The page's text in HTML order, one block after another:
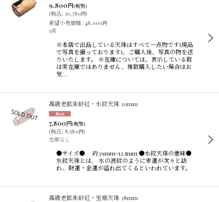
9,800円(税別)
(税込: 10,780円)
希望小売価格: 48,000円
1点
※本店で出品している天珠はすべて一点物です(現品
で写真を撮っております)、ご購入後、写真の物を送
りいたします。 ※在庫については、表示している数
は実在庫ではありません、複数購入したい場合はお
気…
高級老鉱朱砂紅・水紋天珠 39mm
7,800円(税別)
(税込: 8,580円)
在庫なし
●サイズ● 約39mm×12.5mm ●水紋天珠の意味●
水紋天珠とは、 水の波紋のように幸運が次々と訪
れ、財運・金運が溢れ出てくるといわれています。
高級老鉱朱砂紅・宝瓶天珠 38mm